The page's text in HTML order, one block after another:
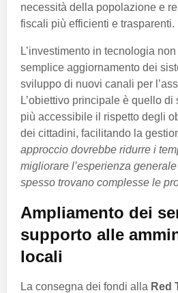
necessità della popolazione e
fiscali più efficienti e trasparenti.
L’investimento in tecnologia
semplice aggiornamento dei
sviluppo di nuovi canali per
L’obiettivo principale è quello
più accessibile il rispetto degli
dei cittadini, facilitando la
approccio dovrebbe ridurre i
migliorare l’esperienza
spesso trovano complesse le
Ampliamento dei
supporto alle
locali
La consegna dei fondi alla Red